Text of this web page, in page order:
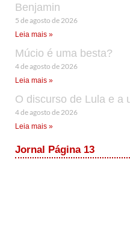
Benjamin
5 de agosto de 2026
Leia mais »
Múcio é uma besta?
4 de agosto de 2026
Leia mais »
O discurso de Lula e a
4 de agosto de 2026
Leia mais »
Jornal Página 13